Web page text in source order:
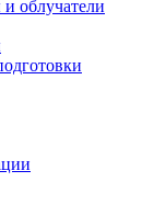
облучатели